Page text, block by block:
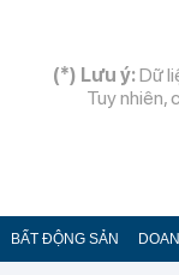
(*) Lưu ý:Dữ
Tuy nhiên,
BẤT ĐỘNG SẢN